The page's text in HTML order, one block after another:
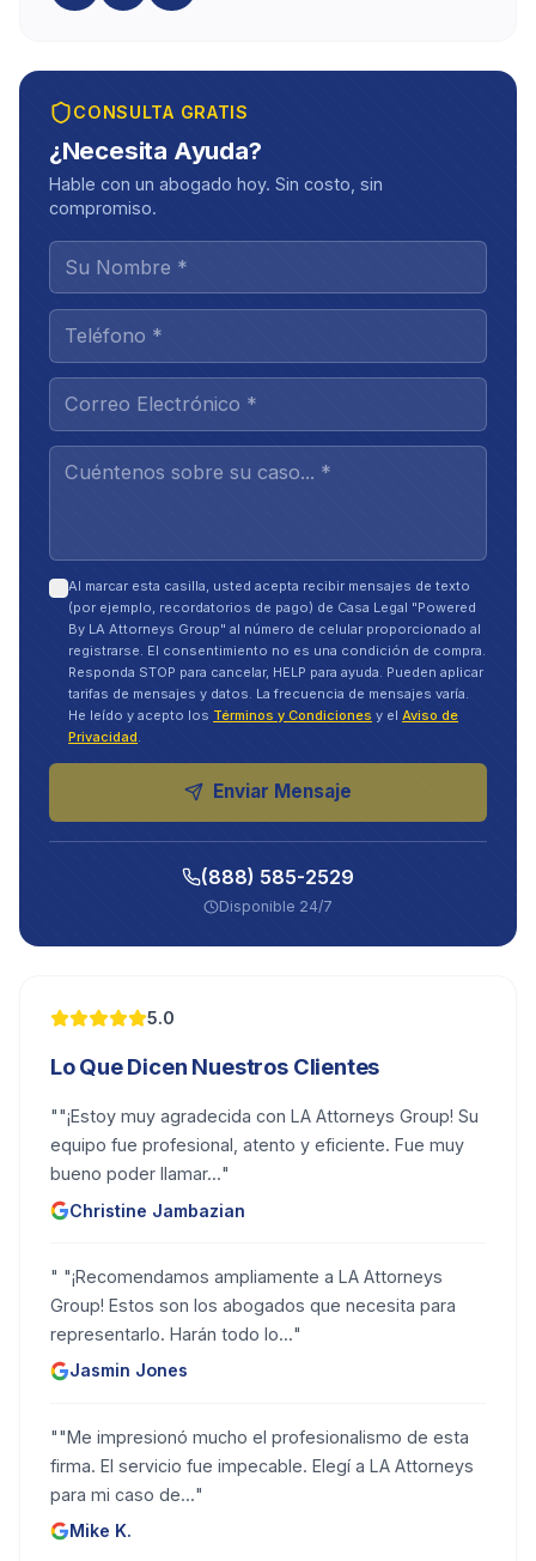
CONSULTA GRATIS
¿Necesita Ayuda?
Hable con un abogado hoy. Sin costo, sin
compromiso.
Al marcar esta casilla, usted acepta recibir mensajes de texto
(por ejemplo, recordatorios de pago) de Casa Legal "Powered
By LA Attorneys Group" al número de celular proporcionado al
registrarse. El consentimiento no es una condición de compra.
Responda STOP para cancelar, HELP para ayuda. Pueden aplicar
tarifas de mensajes y datos. La frecuencia de mensajes varía.
He leído y acepto los Términos y Condiciones y el Aviso de
Privacidad.
Enviar Mensaje
(888) 585-2529
Disponible 24/7
5.0
Lo Que Dicen Nuestros Clientes
""¡Estoy muy agradecida con LA Attorneys Group! Su
equipo fue profesional, atento y eficiente. Fue muy
bueno poder llamar..."
Christine Jambazian
" "¡Recomendamos ampliamente a LA Attorneys
Group! Estos son los abogados que necesita para
representarlo. Harán todo lo..."
Jasmin Jones
""Me impresionó mucho el profesionalismo de esta
firma. El servicio fue impecable. Elegí a LA Attorneys
para mi caso de..."
Mike K.